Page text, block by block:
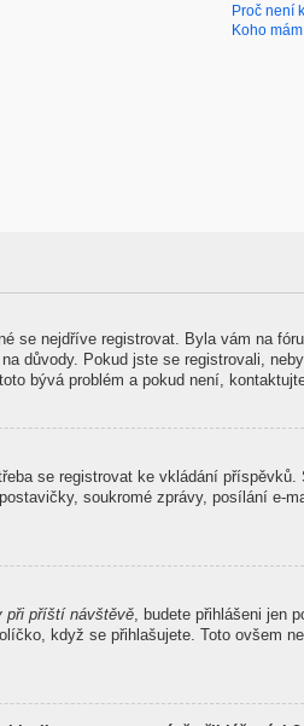
Proč není
Koho
se nejdříve registrovat. Byla vám na
důvody. Pokud jste se registrovali,
bývá problém a pokud není,
se registrovat ke vkládání
soukromé zprávy, posílání e-
při příští návštěvě , budete přihlášeni jen
když se přihlašujete. Toto ovšem